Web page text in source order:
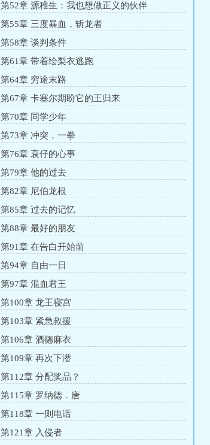
第52章 源稚生：我也想做正义的伙伴
第55章 三度暴血，斩龙者
第58章 谈判条件
第61章 带着绘梨衣逃跑
第64章 穷途末路
第67章 卡塞尔期盼它的王归来
第70章 同学少年
第73章 冲突，一拳
第76章 衰仔的心事
第79章 他的过去
第82章 尼伯龙根
第85章 过去的记忆
第88章 最好的朋友
第91章 在告白开始前
第94章 自由一日
第97章 混血君王
第100章 龙王寝宫
第103章 紧急救援
第106章 酒德麻衣
第109章 再次下潜
第112章 分配奖品？
第115章 罗纳德．唐
第118章 一则电话
第121章 入侵者